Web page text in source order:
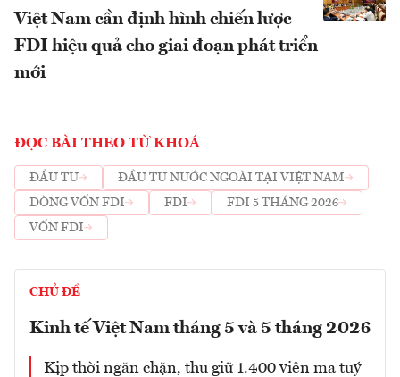
Việt Nam cần định hình chiến lược
FDI hiệu quả cho giai đoạn phát triển
mới
ĐỌC BÀI THEO TỪ KHOÁ
ĐẦU TƯ
ĐẦU TƯ NƯỚC NGOÀI TẠI VIỆT NAM
DÒNG VỐN FDI
FDI
FDI 5 THÁNG 2026
VỐN FDI
CHỦ ĐỀ
Kinh tế Việt Nam tháng 5 và 5 tháng 2026
Kịp thời ngăn chặn, thu giữ 1.400 viên ma tuý